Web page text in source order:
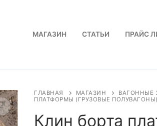
МАГАЗИН СТАТЬИ ПРАЙС
ГЛАВНАЯ МАГАЗИН ВАГОННЫЕ
ПЛАТФОРМЫ (ГРУЗОВЫЕ
Клин борта